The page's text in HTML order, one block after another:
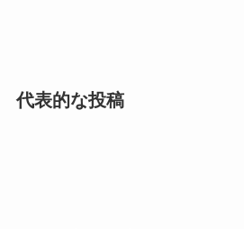
代表的な投稿